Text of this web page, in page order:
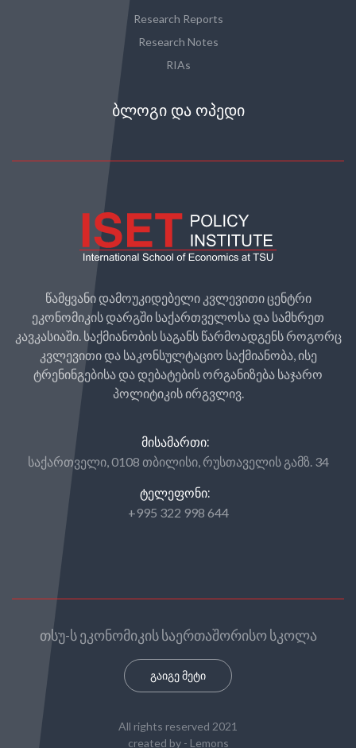
Research Reports
Research Notes
RIAs
ᲑᲚᲝᲒᲘ ᲓᲐ ᲝᲞᲔᲓᲘ
წამყვანი დამოუკიდებელი კვლევითი ცენტრი
ეკონომიკის დარგში საქართველოსა და სამხრეთ
კავკასიაში. საქმიანობის საგანს წარმოადგენს როგორც
კვლევითი და საკონსულტაციო საქმიანობა, ისე
ტრენინგებისა და დებატების ორგანიზება საჯარო
პოლიტიკის ირგვლივ.
ᲛᲘᲡᲐᲛᲐᲠᲗᲘ:
საქართველი, 0108 თბილისი, რუსთაველის გამზ. 34
ᲢᲔᲚᲔᲤᲝᲜᲘ:
+995 322 998 644
თსუ-ს ეკონომიკის საერთაშორისო სკოლა
გაიგე მეტი
All rights reserved 2021
created by - Lemons